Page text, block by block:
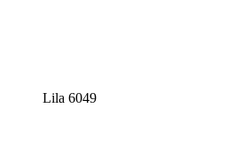
Lila 6049